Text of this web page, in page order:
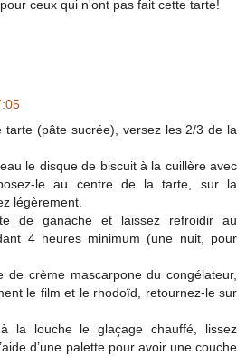
ceux qui n'ont pas fait cette tarte!
tarte (pâte sucrée), versez les 2/3 de la
le disque de biscuit à la cuillère avec
le au centre de la tarte, sur la
légèrement.
de ganache et laissez refroidir au
4 heures minimum (une nuit, pour
de crème mascarpone du congélateur,
le film et le rhodoïd, retournez-le sur
la louche le glaçage chauffé, lissez
d’une palette pour avoir une couche